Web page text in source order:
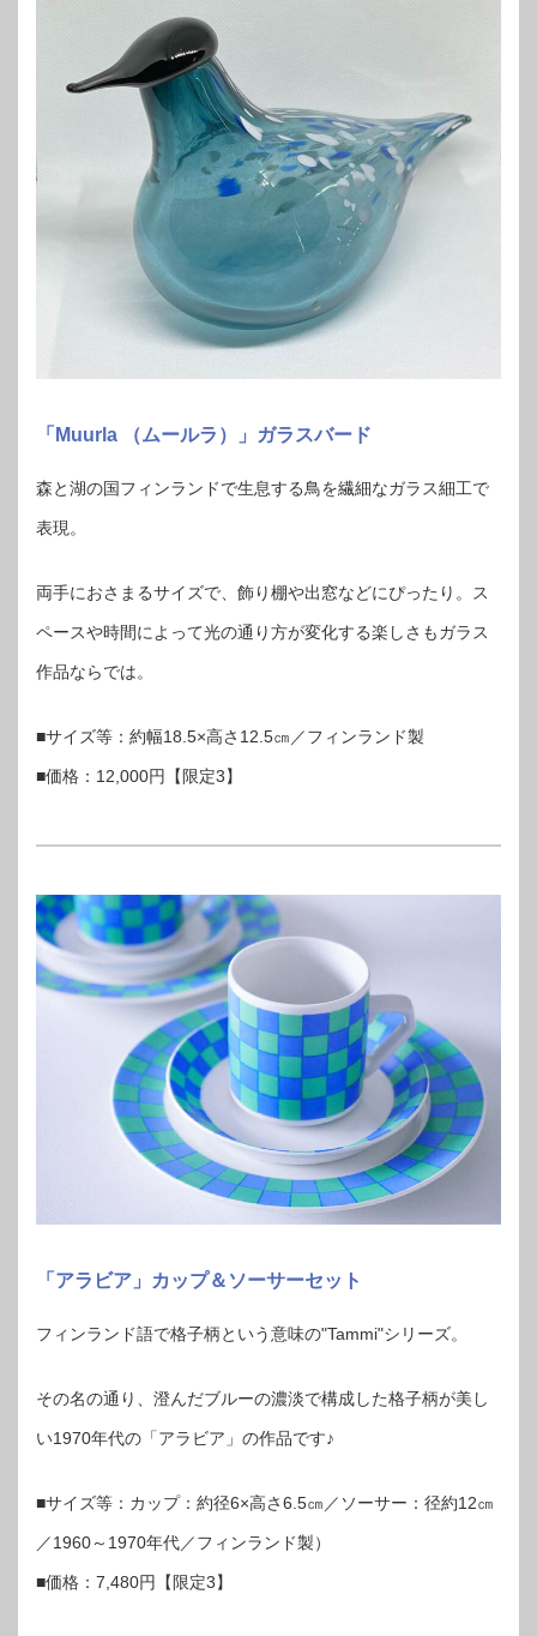
「Muurla （ムールラ）」ガラスバード
森と湖の国フィンランドで生息する鳥を繊細なガラス細工で
表現。
両手におさまるサイズで、飾り棚や出窓などにぴったり。ス
ペースや時間によって光の通り方が変化する楽しさもガラス
作品ならでは。
■サイズ等：約幅18.5×高さ12.5㎝／フィンランド製
■価格：12,000円【限定3】
「アラビア」カップ＆ソーサーセット
フィンランド語で格子柄という意味の"Tammi"シリーズ。
その名の通り、澄んだブルーの濃淡で構成した格子柄が美し
い1970年代の「アラビア」の作品です♪
■サイズ等：カップ：約径6×高さ6.5㎝／ソーサー：径約12㎝
／1960～1970年代／フィンランド製）
■価格：7,480円【限定3】